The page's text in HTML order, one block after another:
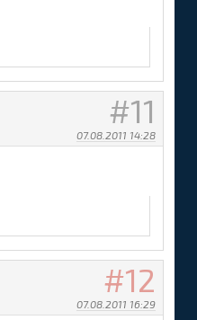
11
07.08.2011 14:28
12
07.08.2011 16:29